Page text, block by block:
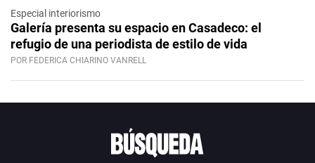
Especial interiorismo
Galería presenta su espacio en Casadeco: el
refugio de una periodista de estilo de vida
POR FEDERICA CHIARINO VANRELL